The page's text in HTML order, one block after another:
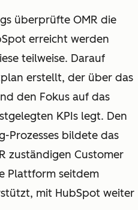
überprüfte OMR die
erreicht werden
teilweise. Darauf
erstellt, der über das
den Fokus auf das
KPIs legt. Den
Prozesses bildete das
zuständigen Customer
Plattform seitdem
mit HubSpot weiter